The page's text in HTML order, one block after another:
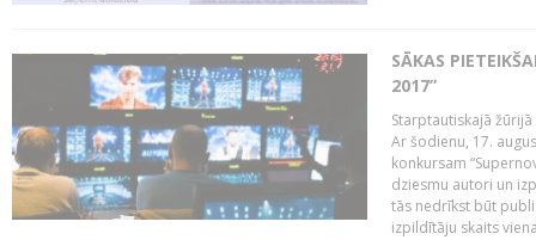
SĀKAS
2017”
Starptautiskajā
Ar šodienu, 17.
konkursam
dziesmu autori un
tās nedrīkst būt
izpildītāju skaits